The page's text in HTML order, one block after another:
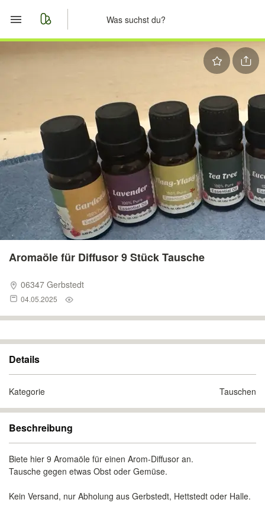
Start
Nachrichten
Anzeige aufgeben
Aromaöle für Diffusor 9 Stück Tausche
06347 Gerbstedt
04.05.2025
Details
Kategorie Tauschen
Beschreibung
Biete hier 9 Aromaöle für einen Arom-Diffusor an.
Tausche gegen etwas Obst oder Gemüse.
Kein Versand, nur Abholung aus Gerbstedt, Hettstedt oder Halle.